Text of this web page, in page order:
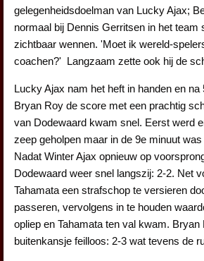
gelegenheidsdoelman van Lucky Ajax;
normaal bij Dennis Gerritsen in het team
zichtbaar wennen. 'Moet ik wereld-
coachen?' Langzaam zette ook hij de
Lucky Ajax nam het heft in handen en na
Bryan Roy de score met een prachtig
van Dodewaard kwam snel. Eerst werd
zeep geholpen maar in de 9e minuut
Nadat Winter Ajax opnieuw op
Dodewaard weer snel langszij: 2-2. Net
Tahamata een strafschop te versieren
passeren, vervolgens in te houden
opliep en Tahamata ten val kwam.
buitenkansje feilloos: 2-3 wat tevens de